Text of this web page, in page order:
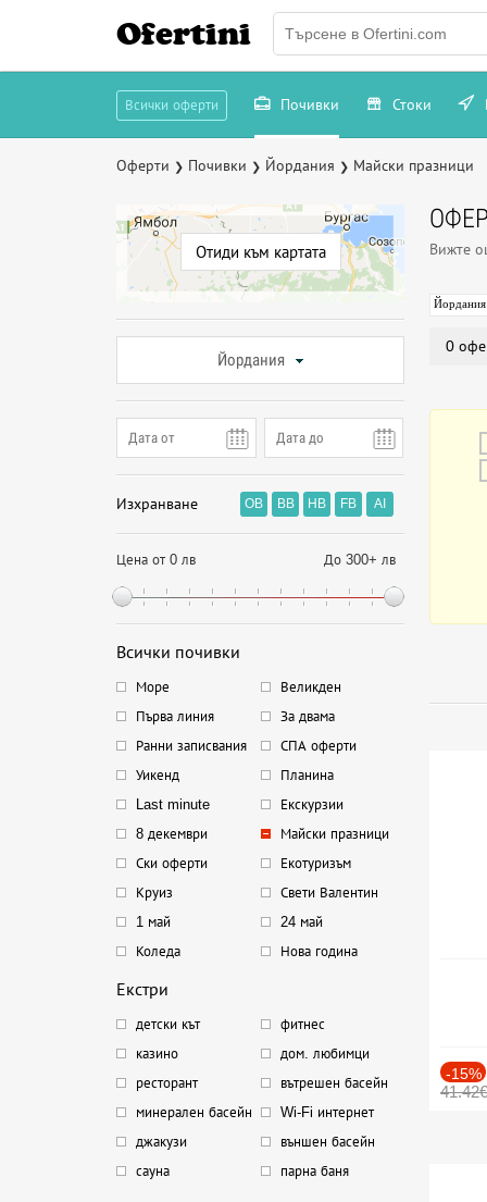
Ofertini
Всички оферти Почивки Стоки
Оферти ❯ Почивки ❯ Йордания ❯ Майски празници
Отиди към картата
Йордания
Изхранване OB BB HB FB AI
Цена от 0 лв До 300+ лв
Всички почивки
Море
Великден
Първа линия
За двама
Ранни записвания
СПА оферти
Уикенд
Планина
Last minute
Екскурзии
8 декември
Майски празници
Ски оферти
Екотуризъм
Круиз
Свети Валентин
1 май
24 май
Коледа
Нова година
Екстри
детски кът
фитнес
казино
дом. любимци
ресторант
вътрешен басейн
минерален басейн
Wi-Fi интернет
джакузи
външен басейн
сауна
парна баня
Вижте
Йордания
0
-15%
41.42€